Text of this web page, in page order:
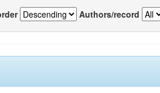
Authors/record